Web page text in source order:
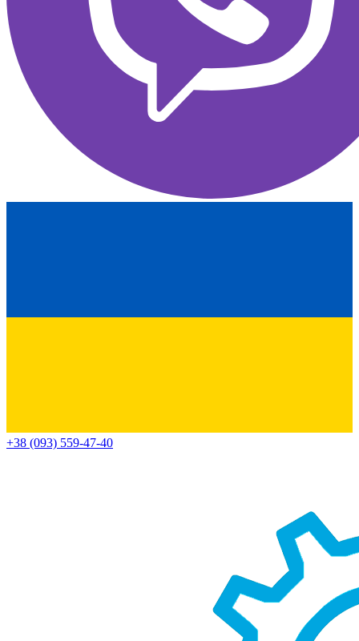
+38 (093) 559-47-40